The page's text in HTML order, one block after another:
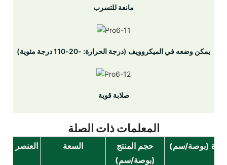
مانعة للتسرب
يمكن وضعه في الميكروويف (درجة الحرارة: -20-110 درجة مئوية)
صلابة قوية
المعلمات ذات الصلة
العنصر السعة
حجم المنتج
(بوصة/سم)
(بوصة/سم)